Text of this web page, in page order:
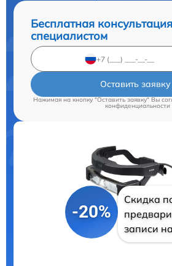
Бесплатная
специалистом
Оставить заявку
Нажимая на кнопку "Оставить заявку" Вы
конфиденциальности
-20%
Скидка
записи